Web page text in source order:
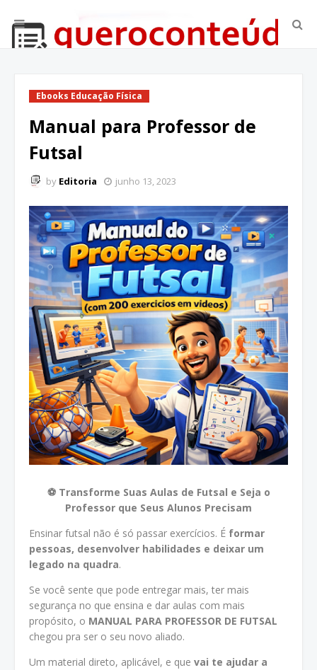
Ebooks Educação Física
Manual para Professor de
Futsal
by Editoria junho 13, 2023
⚽ Transforme Suas Aulas de Futsal e Seja o
Professor que Seus Alunos Precisam
Ensinar futsal não é só passar exercícios. É formar
pessoas, desenvolver habilidades e deixar um
legado na quadra.
Se você sente que pode entregar mais, ter mais
segurança no que ensina e dar aulas com mais
propósito, o MANUAL PARA PROFESSOR DE FUTSAL
chegou pra ser o seu novo aliado.
Um material direto, aplicável, e que vai te ajudar a